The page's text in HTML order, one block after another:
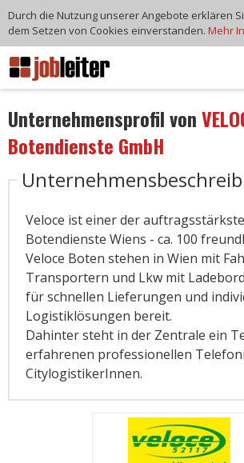
Unternehmensprofil von
Botendienste GmbH
Veloce ist einer der
Botendienste Wiens - ca. 100
Veloce Boten stehen in Wien mit
Transportern und Lkw mit
für schnellen Lieferungen und
Logistiklösungen bereit.
Dahinter steht in der Zentrale ein
erfahrenen professionellen
CitylogistikerInnen.
Durch die Nutzung unserer Angebote erklären
dem Setzen von Cookies einverstanden. Mehr